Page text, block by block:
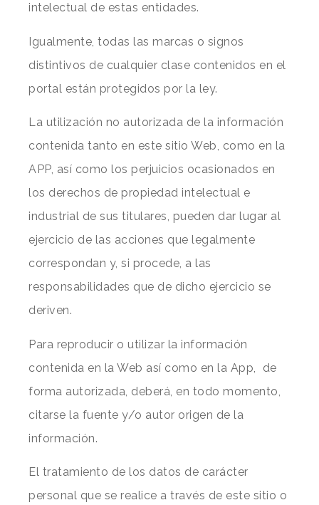
intelectual de estas entidades.
Igualmente, todas las marcas o signos
distintivos de cualquier clase contenidos en el
portal están protegidos por la ley.
La utilización no autorizada de la información
contenida tanto en este sitio Web, como en la
APP, así como los perjuicios ocasionados en
los derechos de propiedad intelectual e
industrial de sus titulares, pueden dar lugar al
ejercicio de las acciones que legalmente
correspondan y, si procede, a las
responsabilidades que de dicho ejercicio se
deriven.
Para reproducir o utilizar la información
contenida en la Web así como en la App,
de
forma autorizada, deberá, en todo momento,
citarse la fuente y/o autor origen de la
información.
El tratamiento de los datos de carácter
personal que se realice a través de este sitio o